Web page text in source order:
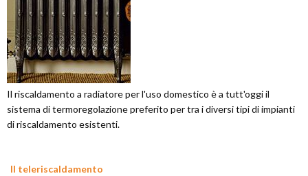
Il riscaldamento a radiatore per l'uso domestico è a tutt'oggi il
sistema di termoregolazione preferito per tra i diversi tipi di impianti
di riscaldamento esistenti.
Il teleriscaldamento